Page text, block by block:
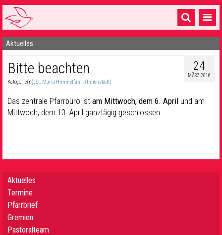
Startseite
1 Pfarrei
16 Gemeinden & mehr
Gottesdienste & Sinnsuche
Seelsorge & Kontakt
Aktuelles
24
MÄRZ 2016
Bitte beachten
Kategorie(n):St. Mariä Himmelfahrt (Innenstadt)
Das zentrale Pfarrbüro ist am Mittwoch, dem 6. April und am
Mittwoch, dem 13. April ganztägig geschlossen.
Aktuelles
Termine
Pfarrbrief
Gremien
Pastoralteam